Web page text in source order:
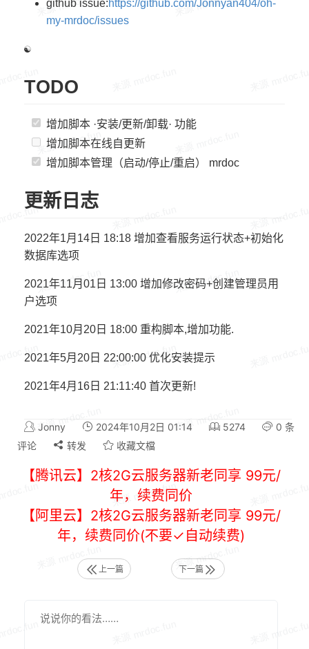
github issue:https://github.com/Jonnyan404/oh-
my-mrdoc/issues
☯
TODO
增加脚本 ·安装/更新/卸载· 功能
增加脚本在线自更新
增加脚本管理（启动/停止/重启） mrdoc
更新日志
2022年1月14日 18:18 增加查看服务运行状态+初始化
数据库选项
2021年11月01日 13:00 增加修改密码+创建管理员用
户选项
2021年10月20日 18:00 重构脚本,增加功能.
2021年5月20日 22:00:00 优化安装提示
2021年4月16日 21:11:40 首次更新!
Jonny 2024年10月2日 01:14 5274
0 条
评论
转发 收藏文檔
【腾讯云】2核2G云服务器新老同享 99元/
年，续费同价
【阿里云】2核2G云服务器新老同享 99元/
年，续费同价(不要✓自动续费)
上一篇 下一篇